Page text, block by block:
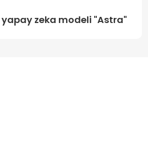
yapay zeka modeli "Astra"